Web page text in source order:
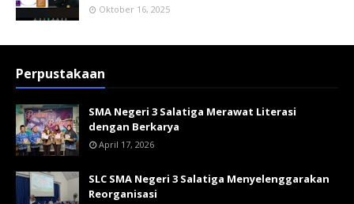
Oktober 16, 2025
Perpustakaan
SMA Negeri 3 Salatiga Merawat Literasi
dengan Berkarya
April 17, 2026
SLC SMA Negeri 3 Salatiga Menyelenggarakan
Reorganisasi